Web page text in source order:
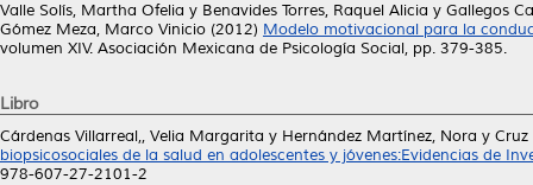
Valle Solís, Martha Ofelia y Benavides Torres, Raquel Alicia y Gallegos
Gómez Meza, Marco Vinicio (2012) Modelo motivacional para la
volumen XIV. Asociación Mexicana de Psicología Social, pp. 379-385.
Libro
Cárdenas Villarreal,, Velia Margarita y Hernández Martínez, Nora y Cruz
biopsicosociales de la salud en adolescentes y jóvenes:Evidencias de
978-607-27-2101-2